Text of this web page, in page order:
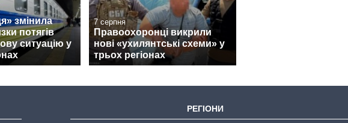
змінила
потягів
ситуацію у
7 серпня
Правоохоронці викрили
нові «ухилянтські схеми» у
трьох регіонах
РЕГІОНИ